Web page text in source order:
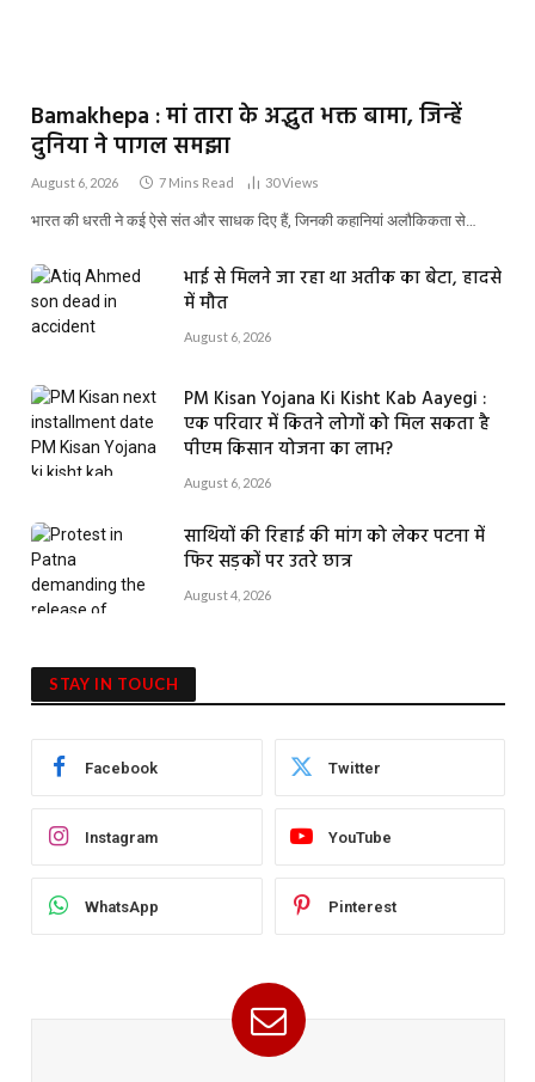
Bamakhepa : मां तारा के अद्भुत भक्त बामा, जिन्हें
दुनिया ने पागल समझा
August 6, 2026 7 Mins Read 30Views
भारत की धरती ने कई ऐसे संत और साधक दिए हैं, जिनकी कहानियां अलौकिकता से…
भाई से मिलने जा रहा था अतीक का बेटा, हादसे
में मौत
August 6, 2026
PM Kisan Yojana Ki Kisht Kab Aayegi :
एक परिवार में कितने लोगों को मिल सकता है
पीएम किसान योजना का लाभ?
August 6, 2026
साथियों की रिहाई की मांग को लेकर पटना में
फिर सड़कों पर उतरे छात्र
August 4, 2026
STAY IN TOUCH
Facebook Twitter
Instagram YouTube
WhatsApp Pinterest